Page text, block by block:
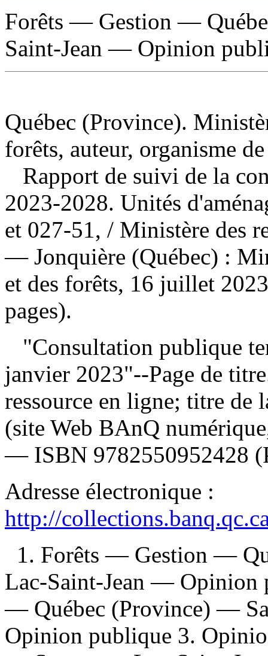
Forêts — Gestion —
Saint-Jean — Opinion
Québec (Province).
forêts, auteur, organisme
Rapport de suivi de la
2023-2028. Unités
et 027-51, / Ministère des
— Jonquière (Québec) :
et des forêts, 16 juillet
pages).
"Consultation publique
janvier 2023"--Page de
ressource en ligne; titre de
(site Web BAnQ
— ISBN 9782550952428
Adresse électronique :
http://
1. Forêts — Gestion —
Lac-Saint-Jean — Opinion
— Québec (Province) —
Opinion publique 3.